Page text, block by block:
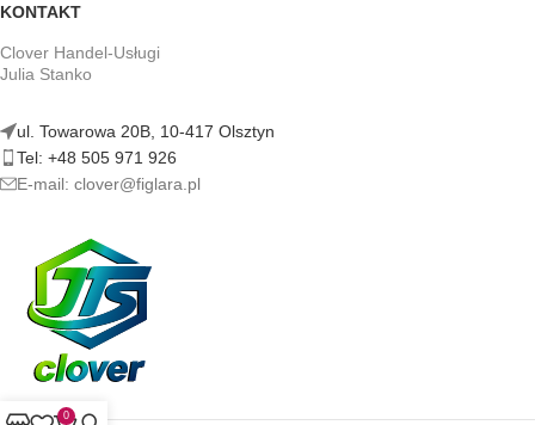
KONTAKT
Clover Handel-Usługi
Julia Stanko
ul. Towarowa 20B, 10-417 Olsztyn
Tel: +48 505 971 926
E-mail: clover@figlara.pl
0